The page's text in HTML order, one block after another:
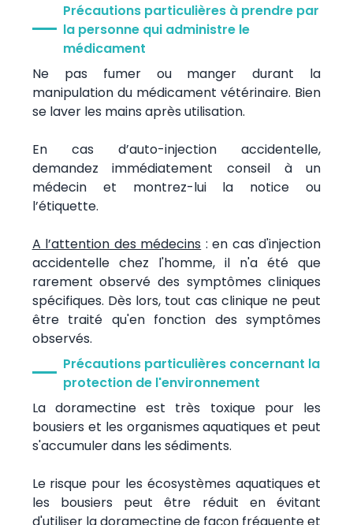
Précautions particulières à prendre par
la personne qui administre le
médicament
Ne pas fumer ou manger durant la
manipulation du médicament vétérinaire. Bien
se laver les mains après utilisation.
En cas d’auto-injection accidentelle,
demandez immédiatement conseil à un
médecin et montrez-lui la notice ou
l’étiquette.
A l’attention des médecins : en cas d'injection
accidentelle chez l'homme, il n'a été que
rarement observé des symptômes cliniques
spécifiques. Dès lors, tout cas clinique ne peut
être traité qu'en fonction des symptômes
observés.
Précautions particulières concernant la
protection de l'environnement
La doramectine est très toxique pour les
bousiers et les organismes aquatiques et peut
s'accumuler dans les sédiments.
Le risque pour les écosystèmes aquatiques et
les bousiers peut être réduit en évitant
d'utiliser la doramectine de façon fréquente et